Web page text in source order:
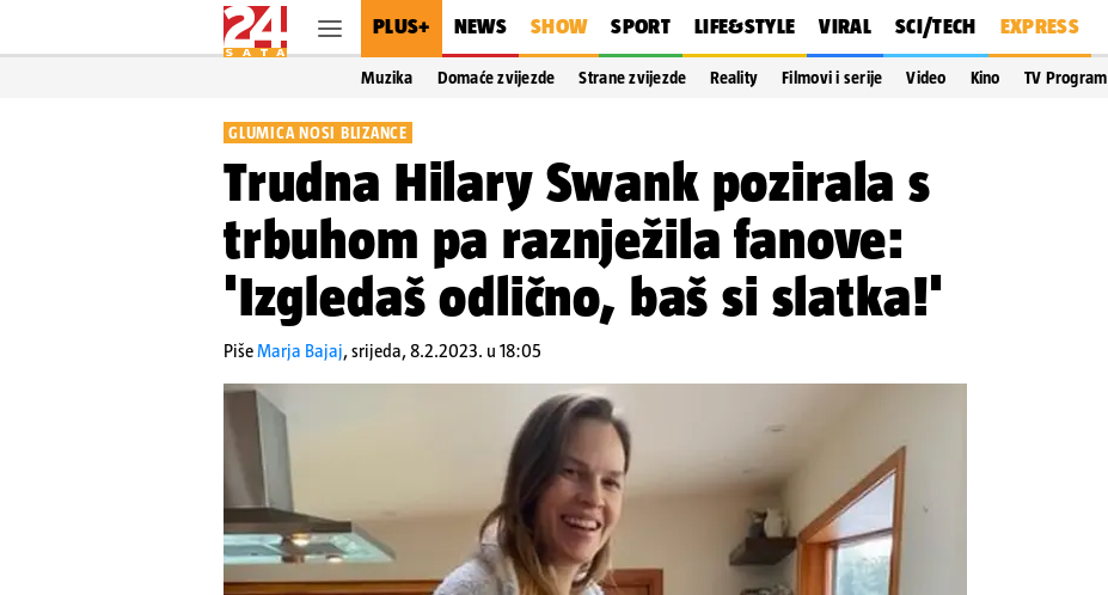
PLUS+ NEWS SHOW SPORT LIFE&STYLE VIRAL SCI/TECH EXPRESS
Muzika Domaće zvijezde Strane zvijezde Reality Filmovi i serije Video Kino TV Program
GLUMICA NOSI BLIZANCE
Trudna Hilary Swank pozirala s
trbuhom pa raznježila fanove:
'Izgledaš odlično, baš si slatka!'
PišeMarja Bajaj,srijeda, 8.2.2023. u 18:05